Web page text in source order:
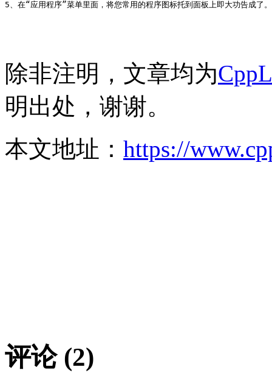
除非注明，文章均为
明出处，谢谢。
本文地址： https://
评论 (2)